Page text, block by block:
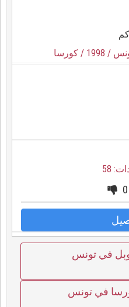
/ 1998
/ كورسا
58
0
في تونس
في تونس